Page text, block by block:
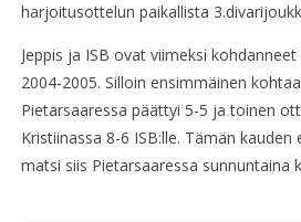
harjoitusottelun paikallista
Jeppis ja ISB ovat viimeksi
2004-2005. Silloin ensimmäinen
Pietarsaaressa päättyi 5-5 ja toinen
Kristiinassa 8-6 ISB:lle. Tämän kauden
matsi siis Pietarsaaressa sunnuntaina